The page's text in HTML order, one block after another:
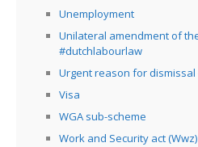
Unemployment
Unilateral amendment of
#dutchlabourlaw
Urgent reason for dismissal
Visa
WGA sub-scheme
Work and Security act (Wwz)